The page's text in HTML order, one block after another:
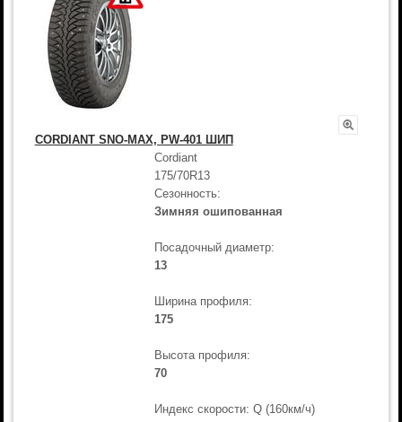
CORDIANT SNO-MAX, PW-401 ШИП
Cordiant
175/70R13
Сезонность:
Зимняя ошипованная
Посадочный диаметр:
13
Ширина профиля:
175
Высота профиля:
70
Индекс скорости: Q (160км/ч)